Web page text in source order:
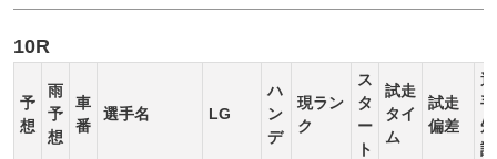
10R
予
想
雨
予
想
車
番
選手名 LG
ハ
ン
デ
現ラン
ク
ス
タ
ー
ト
試走
タイ
ム
試走
偏差
選
手
短
評